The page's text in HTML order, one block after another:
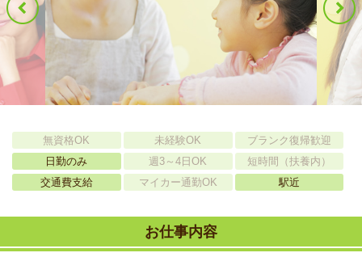
無資格OK 未経験OK
ブランク復帰歓迎
日勤のみ
週3～4日OK
短時間（扶養内）
交通費支給
マイカー通勤OK 駅近
お仕事内容